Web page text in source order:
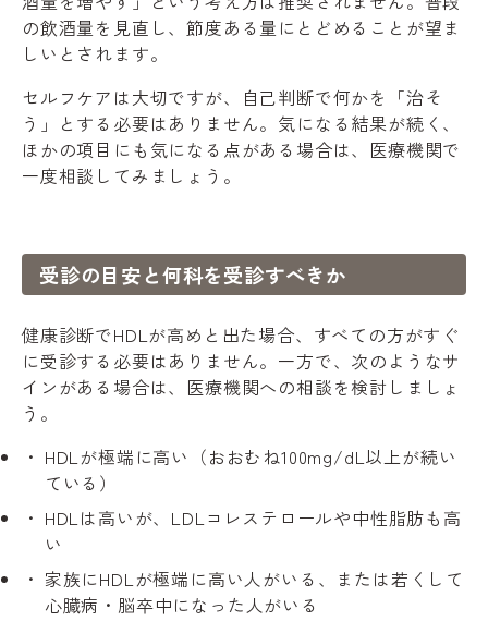
の飲酒量を見直し、節度ある量にとどめることが望ま
しいとされます。
セルフケアは大切ですが、自己判断で何かを「治そ
う」とする必要はありません。気になる結果が続く、
ほかの項目にも気になる点がある場合は、医療機関で
一度相談してみましょう。
受診の目安と何科を受診すべきか
健康診断でHDLが高めと出た場合、すべての方がすぐ
に受診する必要はありません。一方で、次のようなサ
インがある場合は、医療機関への相談を検討しましょ
う。
HDLが極端に高い（おおむね100mg/dL以上が続い
ている）
HDLは高いが、LDLコレステロールや中性脂肪も高
い
家族にHDLが極端に高い人がいる、または若くして
心臓病・脳卒中になった人がいる